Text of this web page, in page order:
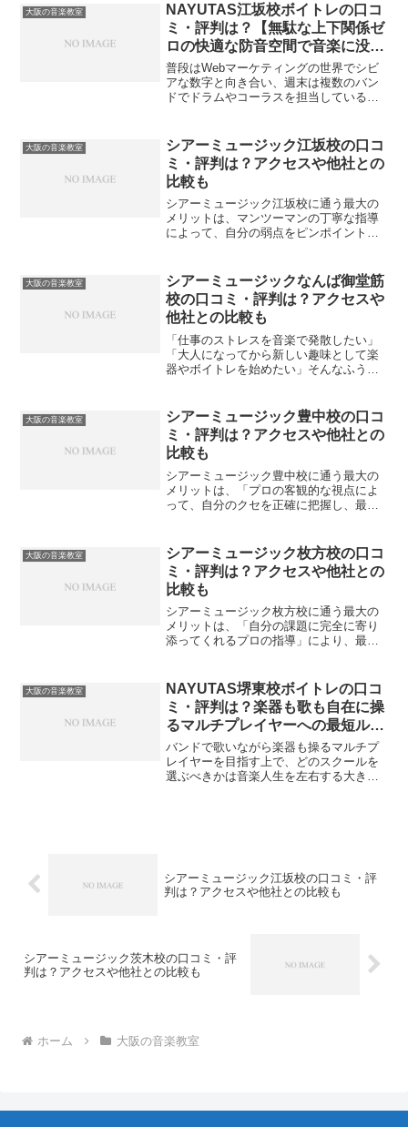
大阪の音楽教室
NAYUTAS江坂校ボイトレの口コ
ミ・評判は？【無駄な上下関係ゼ
ロの快適な防音空間で音楽に没頭
する】
普段はWebマーケティングの世界でシビ
アな数字と向き合い、週末は複数のバン
ドでドラムやコーラスを担当している現
る大人にとって、音楽は最高のストレス
発散であり、メンタルを...
大阪の音楽教室
シアーミュージック江坂校の口コ
ミ・評判は？アクセスや他社との
比較も
シアーミュージック江坂校に通う最大の
メリットは、マンツーマンの丁寧な指導
によって、自分の弱点をピンポイントで
しても自分の声や演奏を客観的に聴くこ
とが難しくなります。プロ...
大阪の音楽教室
シアーミュージックなんば御堂筋
校の口コミ・評判は？アクセスや
他社との比較も
「仕事のストレスを音楽で発散したい」
「大人になってから新しい趣味として楽
器やボイトレを始めたい」そんなふうに
のドラムを担当し、過去にはボーカルや
DTMなど様々な音楽スク...
大阪の音楽教室
シアーミュージック豊中校の口コ
ミ・評判は？アクセスや他社との
比較も
シアーミュージック豊中校に通う最大の
メリットは、「プロの客観的な視点によ
って、自分のクセを正確に把握し、最短
習をしていた時期がありましたが、どう
してもリズム感が走ってしま...
大阪の音楽教室
シアーミュージック枚方校の口コ
ミ・評判は？アクセスや他社との
比較も
シアーミュージック枚方校に通う最大の
メリットは、「自分の課題に完全に寄り
添ってくれるプロの指導」により、最速
と限界を感じやすいものですよね。プロ
の客観的な指導を受けるこ...
大阪の音楽教室
NAYUTAS堺東校ボイトレの口コ
ミ・評判は？楽器も歌も自在に操
るマルチプレイヤーへの最短ルー
ト
バンドで歌いながら楽器も操るマルチプ
レイヤーを目指す上で、どのスクールを
選ぶべきかは音楽人生を左右する大きな
シアーミュージック江坂校の口コミ・評
判は？アクセスや他社との比較も
シアーミュージック茨木校の口コミ・評
判は？アクセスや他社との比較も
ホーム 大阪の音楽教室